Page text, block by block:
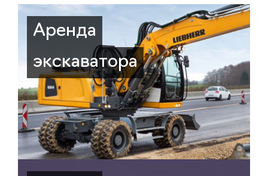
Аренда
экскаватора